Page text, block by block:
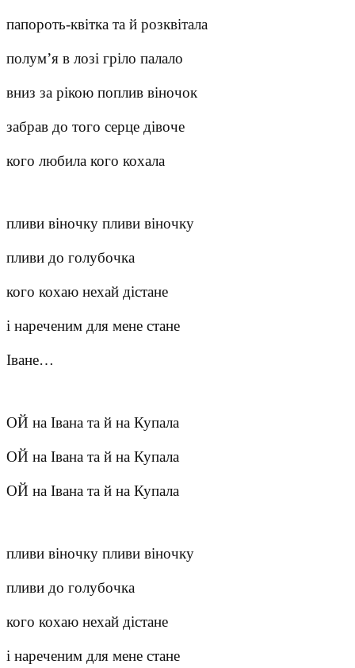
папороть-квітка та й розквітала
полум’я в лозі гріло палало
вниз за рікою поплив віночок
забрав до того серце дівоче
кого любила кого кохала
пливи віночку пливи віночку
пливи до голубочка
кого кохаю нехай дістане
і нареченим для мене стане
Іване…
ОЙ на Івана та й на Купала
ОЙ на Івана та й на Купала
ОЙ на Івана та й на Купала
пливи віночку пливи віночку
пливи до голубочка
кого кохаю нехай дістане
і нареченим для мене стане